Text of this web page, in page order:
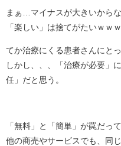
まぁ…マイナスが大きいから
「楽しい」は捨てがたいｗｗｗ
てか治療にくる患者さんにと
しかし、、、「治療が必要」
任」だと思う。
「無料」と「簡単」が罠だっ
他の商売やサービスでも、同